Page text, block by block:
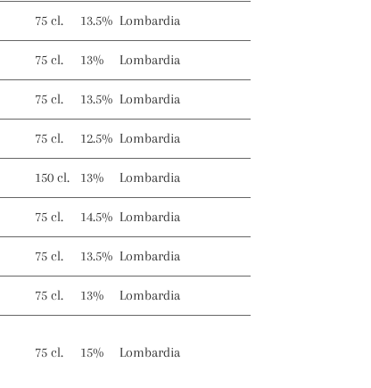
75 cl. 13.5% Lombardia
75 cl. 13% Lombardia
75 cl. 13.5% Lombardia
75 cl. 12.5% Lombardia
150 cl. 13% Lombardia
75 cl. 14.5% Lombardia
75 cl. 13.5% Lombardia
75 cl. 13% Lombardia
75 cl. 15% Lombardia